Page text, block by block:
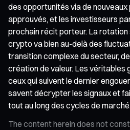
des opportunités via de
approuvés, et les investisseurs
prochain récit porteur. La rotation
crypto va bien au-delà des
transition complexe du secteur,
création de valeur. Les véritables
ceux qui suivent le dernier
savent décrypter les signaux et
tout au long des cycles de marché.
The content herein does not